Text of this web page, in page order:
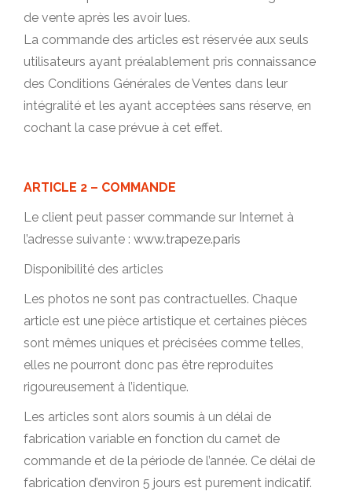
de vente après les avoir lues.
La commande des articles est réservée aux seuls
utilisateurs ayant préalablement pris connaissance
des Conditions Générales de Ventes dans leur
intégralité et les ayant acceptées sans réserve, en
cochant la case prévue à cet effet.
ARTICLE 2 – COMMANDE
Le client peut passer commande sur Internet à
l’adresse suivante : www.trapeze.paris
Disponibilité des articles
Les photos ne sont pas contractuelles. Chaque
article est une pièce artistique et certaines pièces
sont mêmes uniques et précisées comme telles,
elles ne pourront donc pas être reproduites
rigoureusement à l’identique.
Les articles sont alors soumis à un délai de
fabrication variable en fonction du carnet de
commande et de la période de l’année. Ce délai de
fabrication d’environ 5 jours est purement indicatif.